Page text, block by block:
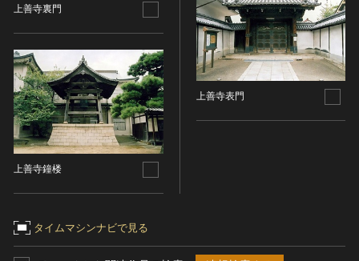
上善寺裏門
上善寺鐘楼
上善寺表門
タイムマシンナビで見る
その他
有形民俗文化財
無形民俗文化財
史跡
古墳
社寺跡又は旧境内
名勝
庭園